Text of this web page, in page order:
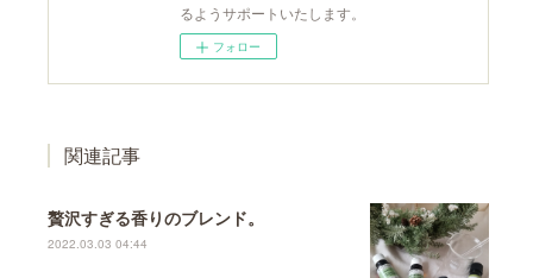
るようサポートいたします。
フォロー
関連記事
贅沢すぎる香りのブレンド。
2022.03.03 04:44